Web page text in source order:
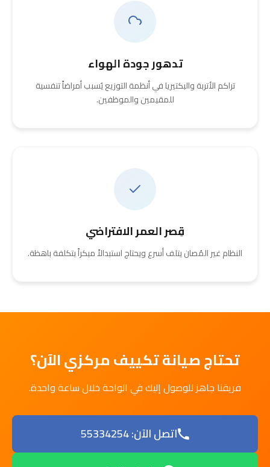
تدهور جودة الهواء
تراكم الأتربة والبكتيريا في أنظمة التوزيع يُسبب أمراضاً تنفسية
للمقيمين والموظفين.
قِصر العمر الافتراضي
النظام غير المُصان يتلف أسرع ويحتاج استبدالاً مبكراً بتكلفة باهظة.
تحتاج صيانة تكييف مركزي الآن؟
فريقنا جاهز للوصول إليك في الواحة خلال ساعة واحدة.
اتصل الآن: 55334254